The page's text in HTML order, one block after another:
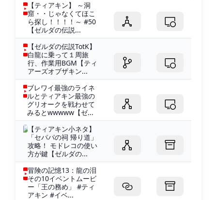
【ティアキン】 ～洞
窟・・じゃなくてほこ
ら探し！！！！～ #50
【ゼルダの伝説...
【ゼルダの伝説TotK】
白龍に乗って１周旅
行、作業用BGM【ティ
アーズオブザキン...
ブレワイ最強のライネ
ルとティアキン最強の
グリオークを戦わせて
みるとwwwww【ゼ...
【ティアキン小ネタ】
「セパパの祠 帰り道」
攻略！ モドレコの使い
方が鍵【ゼルダの...
冒険の記憶13：龍の泪
その10イベントムービ
ー「王の務め」 #ティ
アキン #イベ...